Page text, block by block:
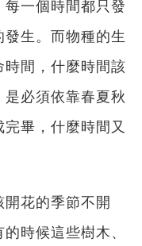
一個時間都只發
生。而物種的生
間，什麼時間該
必須依靠春夏秋
畢，什麼時間又
花的季節不開
時候這些樹木、